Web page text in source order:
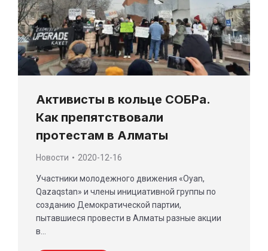
Активисты в кольце СОБРа.
Как препятствовали
протестам в Алматы
Новости 2020-12-16
Участники молодежного движения «Oyan,
Qazaqstan» и члены инициативной группы по
созданию Демократической партии,
пытавшиеся провести в Алматы разные акции
в…